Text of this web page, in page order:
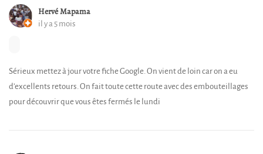
Hervé Mapama
il y a 5 mois
Sérieux mettez à jour votre fiche Google. On vient de loin car on a eu
d’excellents retours. On fait toute cette route avec des embouteillages
pour découvrir que vous êtes fermés le lundi